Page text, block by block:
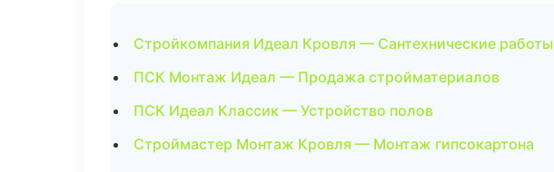
Стройкомпания Идеал Кровля — Сантехнические работы
ПСК Монтаж Идеал — Продажа стройматериалов
ПСК Идеал Классик — Устройство полов
Строймастер Монтаж Кровля — Монтаж гипсокартона